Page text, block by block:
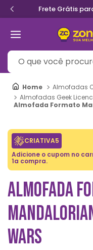
Frete Grátis
O que você procura?
Almofadas
Almofadas Geek
Almofada Formato
CRIATIVA5
Adicione o cupom no
1a compra.
ALMOFADA
WARS